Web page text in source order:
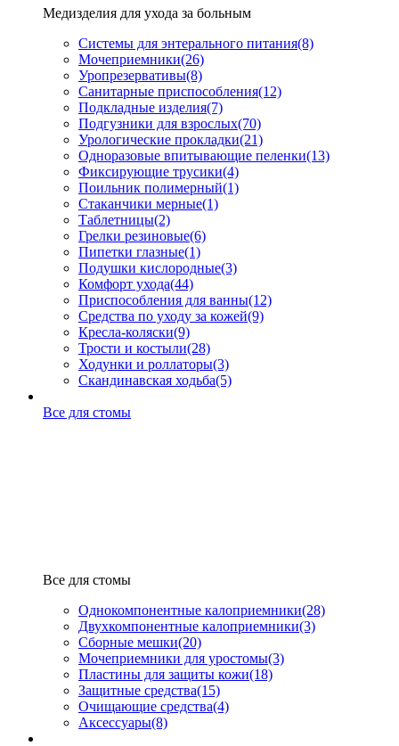
Медизделия для ухода за больным
Системы для энтерального питания(8)
Мочеприемники(26)
Уропрезервативы(8)
Санитарные приспособления(12)
Подкладные изделия(7)
Подгузники для взрослых(70)
Урологические прокладки(21)
Одноразовые впитывающие пеленки(13)
Фиксирующие трусики(4)
Поильник полимерный(1)
Стаканчики мерные(1)
Таблетницы(2)
Грелки резиновые(6)
Пипетки глазные(1)
Подушки кислородные(3)
Комфорт ухода(44)
Приспособления для ванны(12)
Средства по уходу за кожей(9)
Кресла-коляски(9)
Трости и костыли(28)
Ходунки и роллаторы(3)
Скандинавская ходьба(5)
Все для стомы
Все для стомы
Однокомпонентные калоприемники(28)
Двухкомпонентные калоприемники(3)
Сборные мешки(20)
Мочеприемники для уростомы(3)
Пластины для защиты кожи(18)
Защитные средства(15)
Очищающие средства(4)
Аксессуары(8)